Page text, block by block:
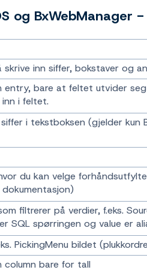
og BxWebManager
skrive inn siffer, bokstaver og
entry, bare at feltet utvider
inn i feltet.
i tekstboksen (gjelder kun
du kan velge
filtrerer på verdier, f.eks.
SQL spørringen og value er
PickingMenu bildet
column bare for tall